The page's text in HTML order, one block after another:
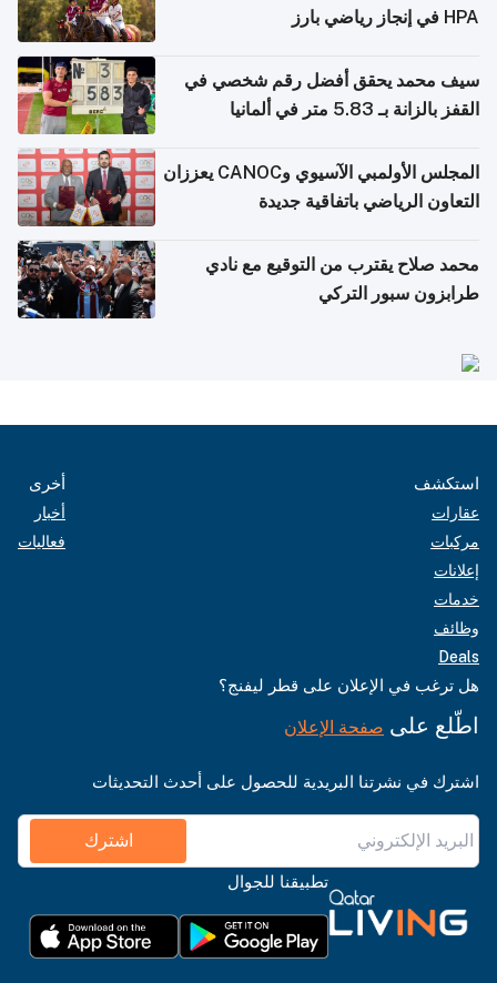
HPA في إنجاز رياضي بارز
سيف محمد يحقق أفضل رقم شخصي في
القفز بالزانة بـ 5.83 متر في ألمانيا
المجلس الأولمبي الآسيوي وCANOC يعززان
التعاون الرياضي باتفاقية جديدة
محمد صلاح يقترب من التوقيع مع نادي
طرابزون سبور التركي
استكشف
عقارات
مركبات
إعلانات
خدمات
وظائف
Deals
أخرى
أخبار
فعاليات
هل ترغب في الإعلان على قطر ليفنج؟
اطّلع على صفحة الإعلان
اشترك في نشرتنا البريدية للحصول على أحدث التحديثات
اشترك
تطبيقنا للجوال